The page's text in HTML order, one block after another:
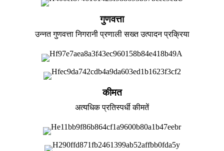
गुणवत्ता
उन्नत गुणवत्ता निगरानी प्रणाली सख्त उत्पादन प्रक्रिया
कीमत
अत्यधिक प्रतिस्पर्धी कीमतें